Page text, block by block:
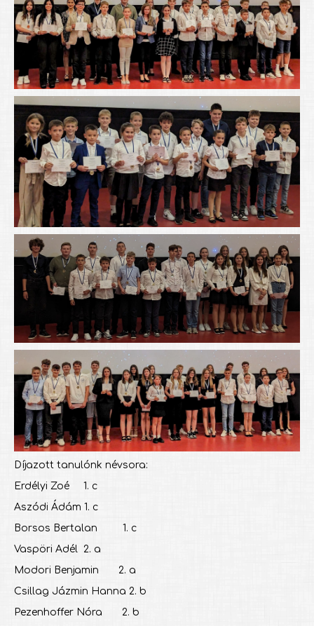
Díjazott tanulónk névsora:
Erdélyi Zoé 1. c
Aszódi Ádám 1. c
Borsos Bertalan 1. c
Vaspöri Adél 2. a
Modori Benjamin 2. a
Csillag Jázmin Hanna 2. b
Pezenhoffer Nóra 2. b